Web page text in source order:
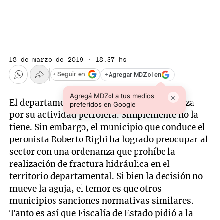
18 de marzo de 2019 · 18:37 hs
+Agregar MDZol en
Agregá MDZol a tus medios
preferidos en Google
×
+ Seguir en
El departamento de Lavalle no se caracteriza
por su actividad petrolera. Simplemente no la
tiene. Sin embargo, el municipio que conduce el
peronista Roberto Righi ha logrado preocupar al
sector con una ordenanza que prohíbe la
realización de fractura hidráulica en el
territorio departamental. Si bien la decisión no
mueve la aguja, el temor es que otros
municipios sanciones normativas similares.
Tanto es así que Fiscalía de Estado pidió a la